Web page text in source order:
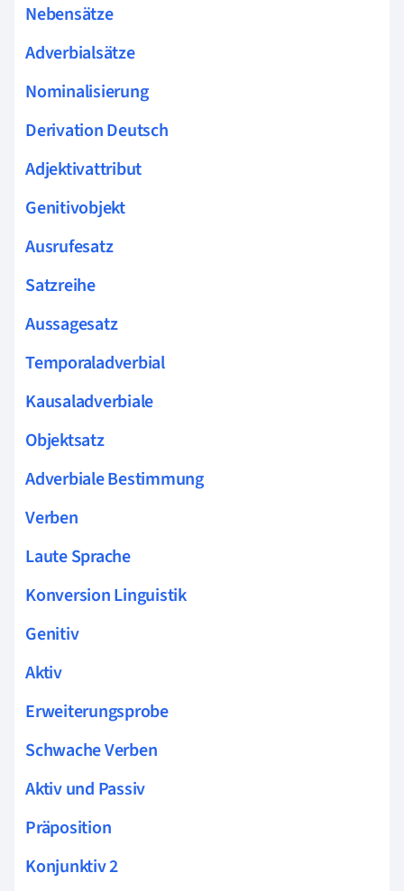
Nebensätze
Adverbialsätze
Nominalisierung
Derivation Deutsch
Adjektivattribut
Genitivobjekt
Ausrufesatz
Satzreihe
Aussagesatz
Temporaladverbial
Kausaladverbiale
Objektsatz
Adverbiale Bestimmung
Verben
Laute Sprache
Konversion Linguistik
Genitiv
Aktiv
Erweiterungsprobe
Schwache Verben
Aktiv und Passiv
Präposition
Konjunktiv 2